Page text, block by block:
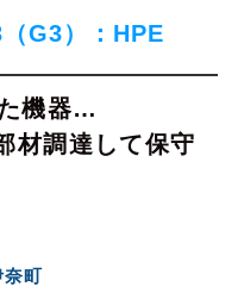
G3）：HPE
機器…
材調達して保守
奈町